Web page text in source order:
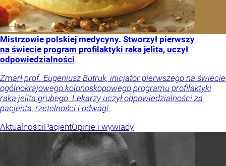
Mistrzowie polskiej medycyny. Stworzył pierwszy
na świecie program profilaktyki raka jelita, uczył
odpowiedzialności
Zmarł prof. Eugeniusz Butruk, inicjator pierwszego na świecie
ogólnokrajowego kolonoskopowego programu profilaktyki
raka jelita grubego. Lekarzy uczył odpowiedzialności za
pacjenta, rzetelności i odwagi.
AktualnościPacjentOpinie i wywiady